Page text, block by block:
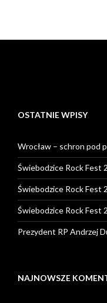
OSTATNIE WPISY
Wrocław – schron pod
Świebodzice Rock Fest
Świebodzice Rock Fest
Świebodzice Rock Fest
Prezydent RP Andrzej
NAJNOWSZE